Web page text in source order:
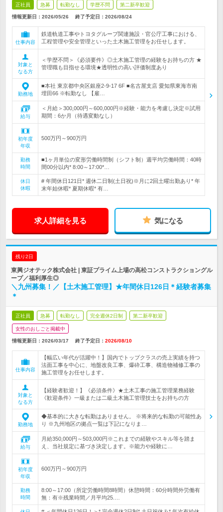
正社員 急募 転勤なし 学歴不問 第二新卒歓迎
情報更新日：2026/05/26 終了予定日： 2026/08/24
仕事内容
鉄道軌道工事やトヨタグループ関連施設・官公庁工事における、
工程管理や安全管理といった土木施工管理をお任せします。
対象と
なる方
＜学歴不問＞《必須要件》◎土木施工管理の経験をお持ちの方 ★
管理職も目指せる環境★透明性の高い評価制度あり
勤務地
■本社 東京都中央区銀座2-9-17 6F ■名古屋支店 愛知県東海市南
埋田66 ※転勤なし 【雇…
給与
＜月給＞300,000円～600,000円※経験・能力を考慮し決定※試用
期間：6か月（待遇変動なし）
初年度
年収
500万円～900万円
勤務
時間
■1ヶ月単位の変形労働時間制（シフト制）週平均労働時間：40時
間00分以内* 8:00～17:00*…
休日
休暇
# 年間休日121日* 週休二日制(土日祝)※月に2回土曜出勤あり* 年
末年始休暇* 夏期休暇* 有…
求人詳細を見る 気になる
残り2日
東興ジオテック株式会社 | 東証プライム上場の高松コンストラクショングル
ープ／福利厚生◎
＼九州募集！／【土木施工管理】★年間休日126日＊経験者募集
＊
正社員 急募 転勤なし 完全週休2日制 第二新卒歓迎
女性のおしごと掲載中
情報更新日：2026/03/17 終了予定日： 2026/08/10
仕事内容
【幅広い年代が活躍中！】国内でトップクラスの売上実績を持つ
法面工事を中心に、地盤改良工事、爆砕工事、構造物補修工事の
施工管理をお任せします。
対象と
なる方
【経験者歓迎！】《必須条件》★土木工事の施工管理業務経験
《歓迎条件》一級または二級土木施工管理技士をお持ちの方
勤務地
◆基本的に大きな転勤はありません。 ※将来的な転勤の可能性あ
り ※九州地区の拠点一覧は下記になりま…
給与
月給350,000円～503,000円※これまでの経験やスキル等を踏ま
え、当社規定に基づき決定します。※能力や経験に…
初年度
年収
600万円～900万円
勤務
時間
8:00～17:00（所定労働時間8時間）休憩時間：60分時間外労働有
無：有※残業時間／月平均25.…